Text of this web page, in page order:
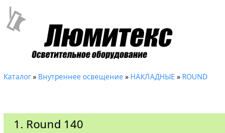
Каталог» Внутреннее освещение» НАКЛАДНЫЕ » ROUND
1. Round 140